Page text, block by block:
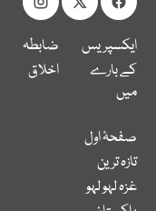
ایکسپریس
کے بارے
میں
ضابطہ
اخلاق
صفحۂ اول
تازہ ترین
غزہ لہو لہو